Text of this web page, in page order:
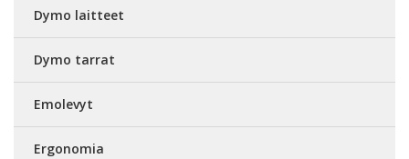
Dymo laitteet
Dymo tarrat
Emolevyt
Ergonomia